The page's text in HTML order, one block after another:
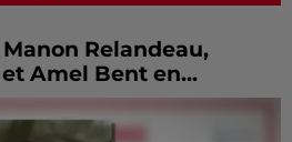
Relandeau,
Amel Bent en...